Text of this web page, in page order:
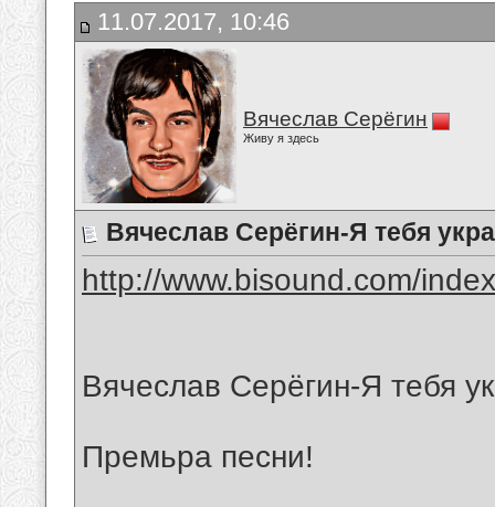
11.07.2017, 10:46
Вячеслав Серёгин
Живу я здесь
Вячеслав Серёгин-Я тебя
http://www.bisound.com/
Вячеслав Серёгин-Я тебя
Премьра песни!